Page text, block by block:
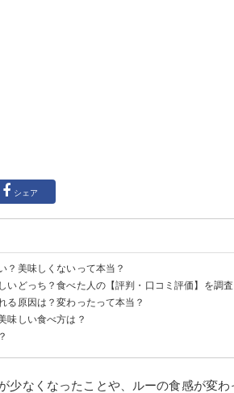
シェア
？美味しくないって本当？
いどっち？食べた人の【評判・口コミ評価】を調査
ないと感じる人の口コミ
と感じる人の口コミ
る原因は？変わったって本当？
味しい食べ方は？
おすすめ！
少なくなったことや、ルーの食感が変